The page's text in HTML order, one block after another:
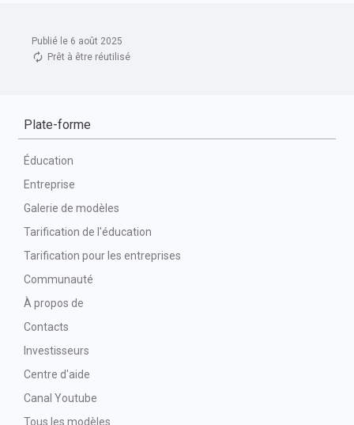
Publié le 6 août 2025
Prêt à être réutilisé
Plate-forme
Éducation
Entreprise
Galerie de modèles
Tarification de l'éducation
Tarification pour les entreprises
Communauté
À propos de
Contacts
Investisseurs
Centre d'aide
Canal Youtube
Tous les modèles